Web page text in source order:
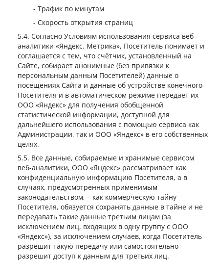
Трафик по минутам
Скорость открытия страниц
Согласно Условиям использования сервиса веб-
аналитики «Яндекс. Метрика», Посетитель понимает и
соглашается с тем, что счётчик, установленный на
Сайте, собирает анонимные (без привязки к
персональным данным Посетителей) данные о
посещениях Сайта и данные об устройстве конечного
Посетителя и в автоматическом режиме передает их
ООО «Яндекс» для получения обобщенной
статистической информации, доступной для
дальнейшего использования с помощью сервиса как
Администрации, так и ООО «Яндекс» в его собственных
целях.
Все данные, собираемые и хранимые сервисом
веб-аналитики, ООО «Яндекс» рассматривает как
конфиденциальную информацию Посетителя, а в
случаях, предусмотренных применимым
законодательством, – как коммерческую тайну
Посетителя, обязуется сохранять данные в тайне и не
передавать такие данные третьим лицам (за
исключением лиц, входящих в одну группу с ООО
«Яндекс»), за исключением случаев, когда Посетитель
разрешит такую передачу или самостоятельно
разрешит доступ к данным для третьих лиц.